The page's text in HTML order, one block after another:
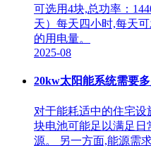
可选用4块,总功率：
天）每天四小时,每天
的用电量。
2025-08
20kw太阳能系统需要
对于能耗适中的住宅设
块电池可能足以满足
源。 另一方面,能源需